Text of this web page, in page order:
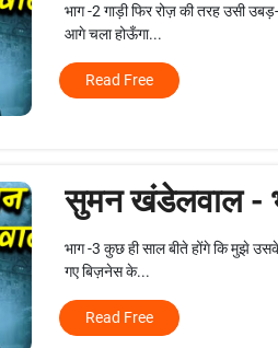
भाग -2 गाड़ी फिर रोज़ की तरह उसी
आगे चला होऊँगा...
Read Free
सुमन खंडेलवाल -
भाग -3 कुछ ही साल बीते होंगे कि मुझे
गए बिज़नेस के...
Read Free